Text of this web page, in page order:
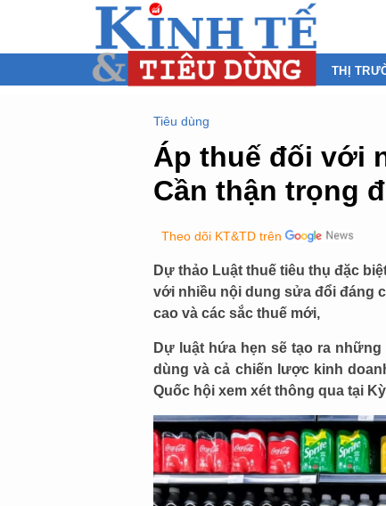
THỊ
Tiêu dùng
Áp thuế đối với
Cần thận trọng
Theo dõi KT&TD trên
Dự thảo Luật thuế tiêu thụ đặc
với nhiều nội dung sửa đổi đáng
cao và các sắc thuế mới,
Dự luật hứa hẹn sẽ tạo ra
dùng và cả chiến lược kinh
Quốc hội xem xét thông qua tại